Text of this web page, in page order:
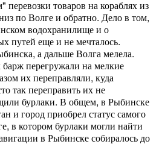
товаров на кораблях из
по Волге и обратно. Дело в том,
водохранилище и о
путей еще и не мечталось.
а дальше Волга мелела.
перегружали на мелкие
их переправляли, куда
так переправить их не
бурлаки. В общем, в Рыбинске
и город приобрел статус самого
в котором бурлаки могли найти
в Рыбинске собиралось до